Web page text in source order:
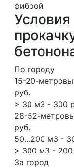
фиброй
По городу
15-20-
руб.
> 30 м3 - 300
28-52-
руб.
50…200 м3 -
> 300 м3 -
За город